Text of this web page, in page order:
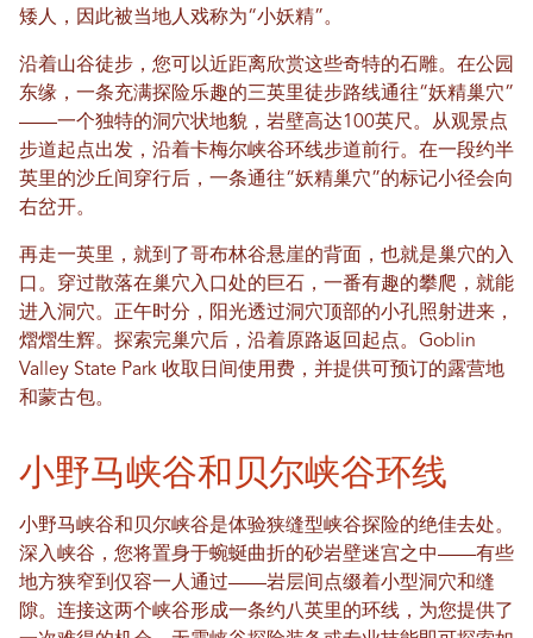
矮人，因此被当地人戏称为“小妖精”。
沿着山谷徒步，您可以近距离欣赏这些奇特的石雕。在公园
东缘，一条充满探险乐趣的三英里徒步路线通往“妖精巢穴”
——一个独特的洞穴状地貌，岩壁高达100英尺。从观景点
步道起点出发，沿着卡梅尔峡谷环线步道前行。在一段约半
英里的沙丘间穿行后，一条通往“妖精巢穴”的标记小径会向
右岔开。
再走一英里，就到了哥布林谷悬崖的背面，也就是巢穴的入
口。穿过散落在巢穴入口处的巨石，一番有趣的攀爬，就能
进入洞穴。正午时分，阳光透过洞穴顶部的小孔照射进来，
熠熠生辉。探索完巢穴后，沿着原路返回起点。Goblin
Valley State Park 收取日间使用费，并提供可预订的露营地
和蒙古包。
小野马峡谷和贝尔峡谷环线
小野马峡谷和贝尔峡谷是体验狭缝型峡谷探险的绝佳去处。
深入峡谷，您将置身于蜿蜒曲折的砂岩壁迷宫之中——有些
地方狭窄到仅容一人通过——岩层间点缀着小型洞穴和缝
隙。连接这两个峡谷形成一条约八英里的环线，为您提供了